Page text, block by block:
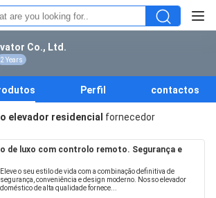
Co., Ltd.
2 Years
Perfil contactos
elevador residencial fornecedor
de luxo com controlo remoto. Segurança e
Eleve o seu estilo de vida com a combinação definitiva de
segurança, conveniência e design moderno. Nosso elevador
doméstico de alta qualidade fornece...